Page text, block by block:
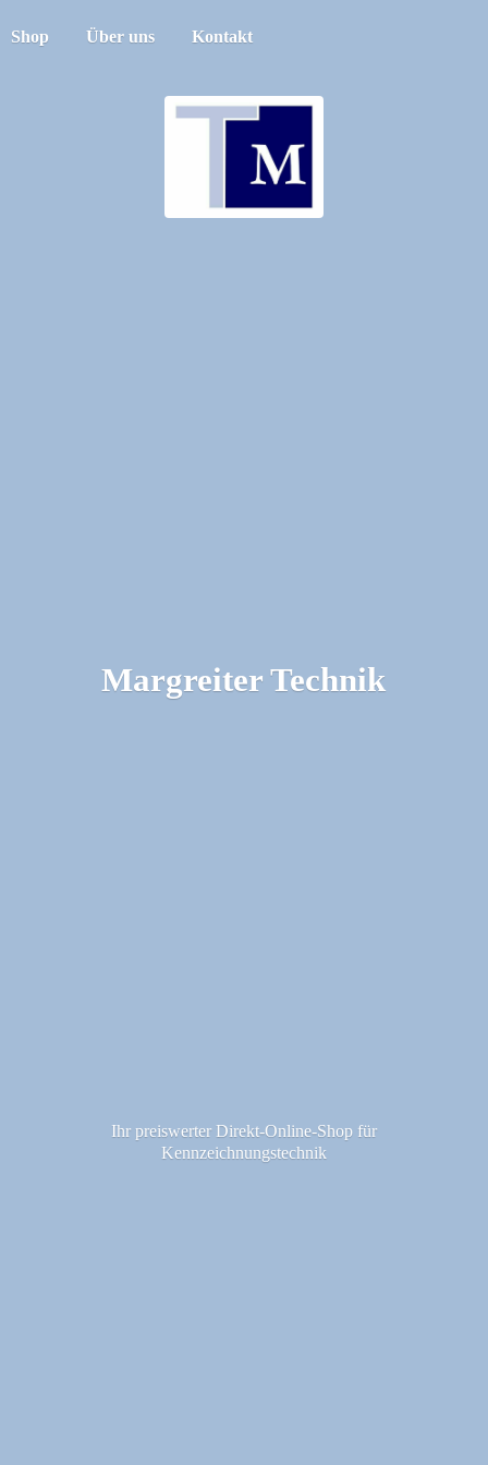
Shop Über uns Kontakt
Margreiter Technik
Ihr preiswerter Direkt-Online-Shop für
Kennzeichnungstechnik